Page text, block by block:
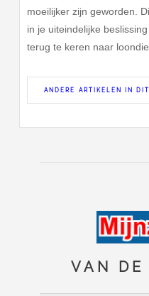
moeilijker zijn geworden.
in je uiteindelijke
terug te keren naar
ANDERE ARTIKELEN IN
VAN DE